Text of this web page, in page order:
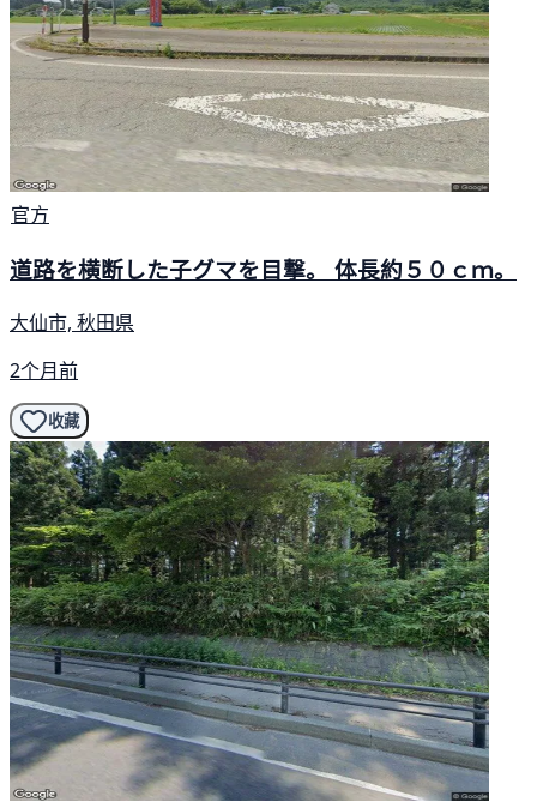
官方
道路を横断した子グマを目撃。 体長約５０ｃｍ。
大仙市, 秋田県
2个月前
收藏